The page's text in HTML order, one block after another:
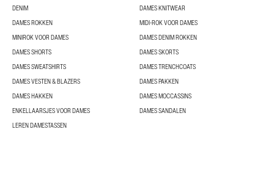
DENIM
DAMES KNITWEAR
DAMES ROKKEN
MIDI-ROK VOOR DAMES
MINIROK VOOR DAMES
DAMES DENIM ROKKEN
DAMES SHORTS
DAMES SKORTS
DAMES SWEATSHIRTS
DAMES TRENCHCOATS
DAMES VESTEN & BLAZERS
DAMES PAKKEN
DAMES HAKKEN
DAMES MOCCASSINS
ENKELLAARSJES VOOR DAMES
DAMES SANDALEN
LEREN DAMESTASSEN